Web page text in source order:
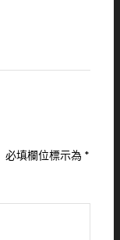
必填欄位標示為 *